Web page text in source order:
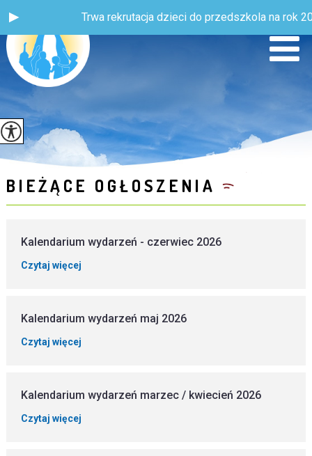
Trwa rekrutacja dzieci do przedszkola na rok
BIEŻĄCE OGŁOSZENIA
Kalendarium wydarzeń - czerwiec 2026
Czytaj więcej
Kalendarium wydarzeń maj 2026
Czytaj więcej
Kalendarium wydarzeń marzec / kwiecień 2026
Czytaj więcej